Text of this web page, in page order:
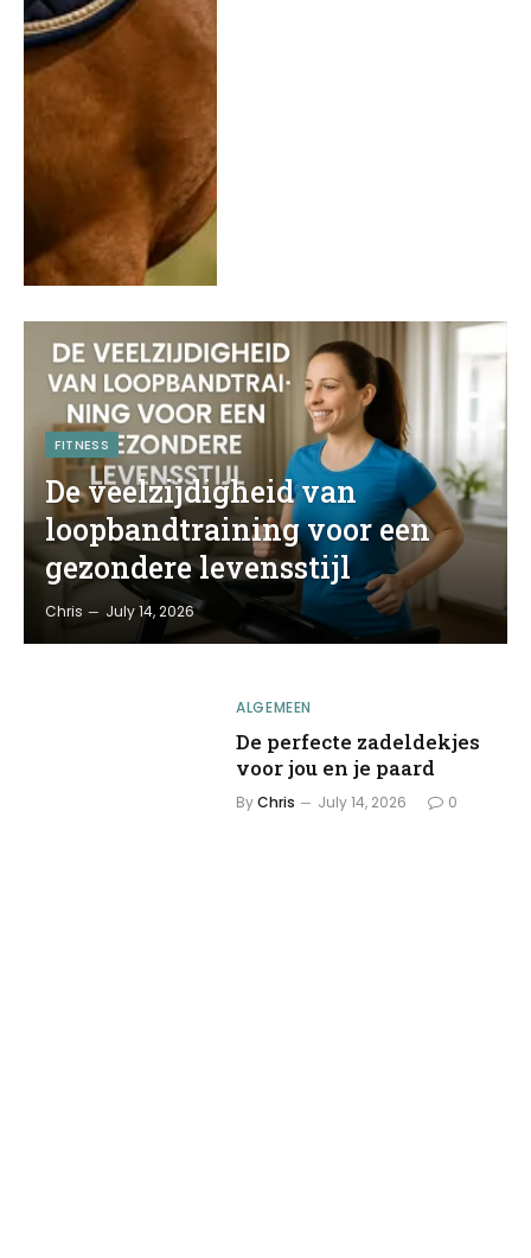
FITNESS
De veelzijdigheid van
loopbandtraining voor een
gezondere levensstijl
Chris July 14, 2026
ALGEMEEN
De perfecte zadeldekjes
voor jou en je paard
ByChris July 14, 2026 0